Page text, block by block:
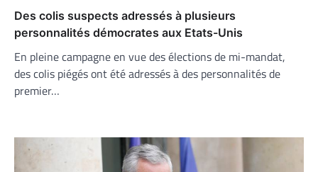
Des colis suspects adressés à plusieurs
personnalités démocrates aux Etats-Unis
En pleine campagne en vue des élections de mi-mandat,
des colis piégés ont été adressés à des personnalités de
premier…